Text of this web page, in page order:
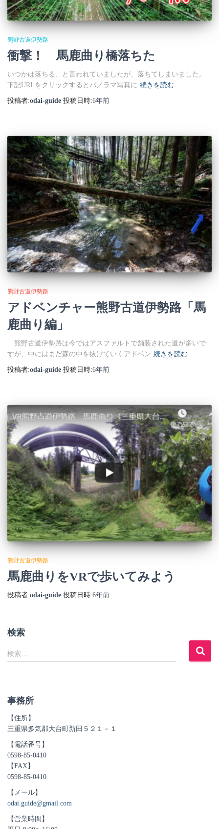
熊野古道伊勢路
衝撃！ 馬鹿曲り橋落ちた
いつかは落ちる、と言われていましたが、落ちてしまいました。
下記URLをクリックするとパノラマ写真に 続きを読む…
投稿者:odai-guide 投稿日時:6年前
熊野古道伊勢路
アドベンチャー熊野古道伊勢路「馬
鹿曲り編」
熊野古道伊勢路は今ではアスファルトで舗装された道が多いで
すが、中にはまだ森の中を抜けていくアドベン 続きを読む…
投稿者:odai-guide 投稿日時:6年前
熊野古道伊勢路
馬鹿曲りをVRで歩いてみよう
投稿者:odai-guide 投稿日時:6年前
検索
検
索
検索…
事務所
【住所】
三重県多気郡大台町新田５２１－１
【電話番号】
0598-85-0410
【FAX】
0598-85-0410
【メール】
odai.guide@gmail.com
【営業時間】